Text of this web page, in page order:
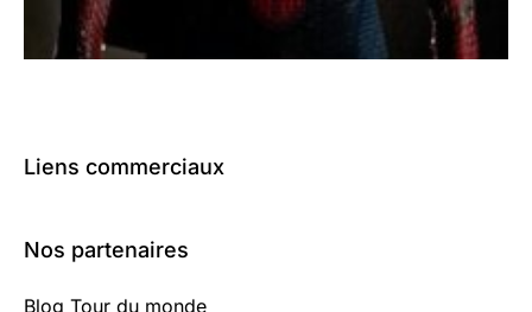
Liens commerciaux
Nos partenaires
Blog Tour du monde